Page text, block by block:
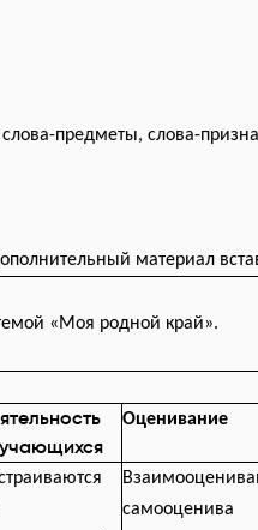
предметы, слова-
материал
«Моя родной край».
Оценивание
самооценива